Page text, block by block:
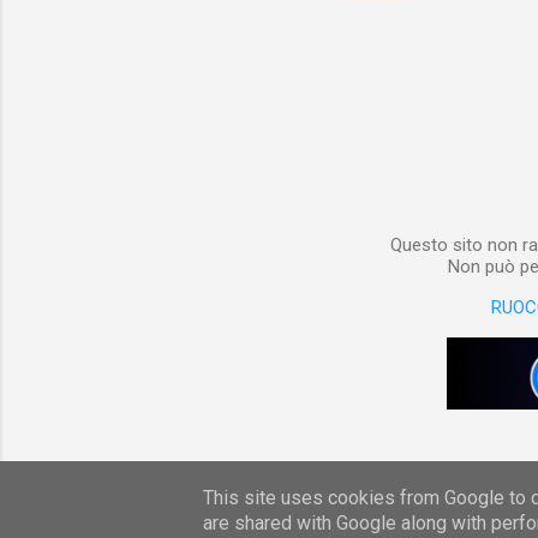
Questo sito non
Non può
This site uses cookies from Google to
are shared with Google along with